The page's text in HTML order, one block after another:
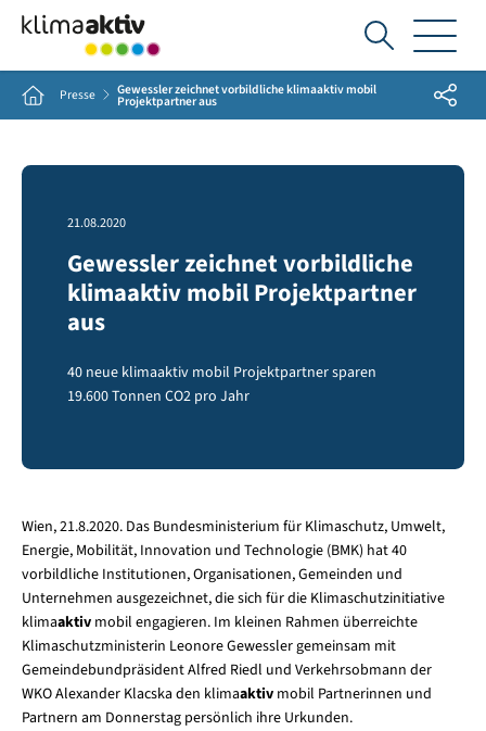
Ich
suche...
Home Presse Gewessler zeichnet vorbildliche klimaaktiv mobil
Projektpartner aus Share
21.08.2020
Gewessler zeichnet vorbildliche
klimaaktiv mobil Projektpartner
aus
40 neue klimaaktiv mobil Projektpartner sparen
19.600 Tonnen CO2 pro Jahr
Wien, 21.8.2020. Das Bundesministerium für Klimaschutz, Umwelt,
Energie, Mobilität, Innovation und Technologie (BMK) hat 40
vorbildliche Institutionen, Organisationen, Gemeinden und
Unternehmen ausgezeichnet, die sich für die Klimaschutzinitiative
klimaaktivmobil engagieren. Im kleinen Rahmen überreichte
Klimaschutzministerin Leonore Gewessler gemeinsam mit
Gemeindebundpräsident Alfred Riedl und Verkehrsobmann der
WKO Alexander Klacska den klimaaktivmobil Partnerinnen und
Partnern am Donnerstag persönlich ihre Urkunden.